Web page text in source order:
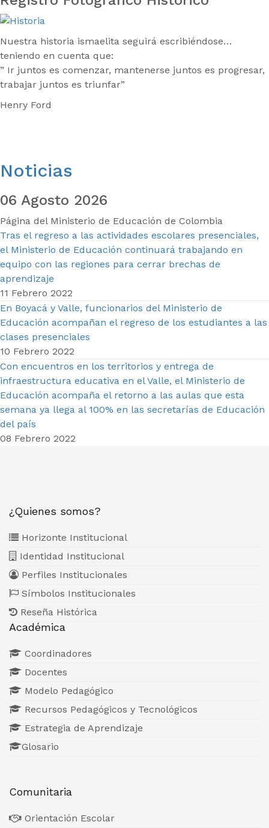
Nuestra historia ismaelita seguirá escribiéndose…
teniendo en cuenta que:
” Ir juntos es comenzar, mantenerse juntos es progresar,
trabajar juntos es triunfar”
Henry Ford
Noticias
06 Agosto 2026
Página del Ministerio de Educación de Colombia
Tras el regreso a las actividades escolares presenciales,
el Ministerio de Educación continuará trabajando en
equipo con las regiones para cerrar brechas de
aprendizaje
11 Febrero 2022
En Boyacá y Valle, funcionarios del Ministerio de
Educación acompañan el regreso de los estudiantes a las
clases presenciales
10 Febrero 2022
Con encuentros en los territorios y entrega de
infraestructura educativa en el Valle, el Ministerio de
Educación acompaña el retorno a las aulas que esta
semana ya llega al 100% en las secretarías de Educación
del país
08 Febrero 2022
¿Quienes somos?
Horizonte Institucional
Identidad Institucional
Perfiles Institucionales
Símbolos Institucionales
Reseña Histórica
Académica
Coordinadores
Docentes
Modelo Pedagógico
Recursos Pedagógicos y Tecnológicos
Estrategia de Aprendizaje
Glosario
Comunitaria
Orientación Escolar